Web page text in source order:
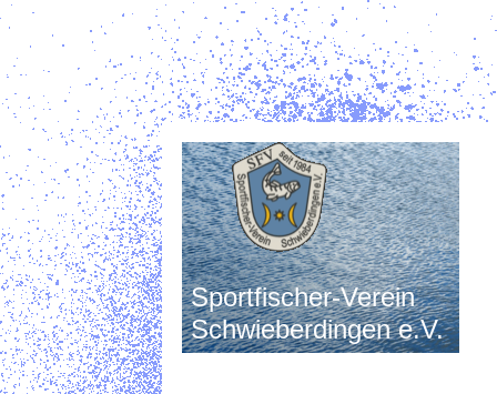
Sportfischer-Verein
Schwieberdingen e.V.